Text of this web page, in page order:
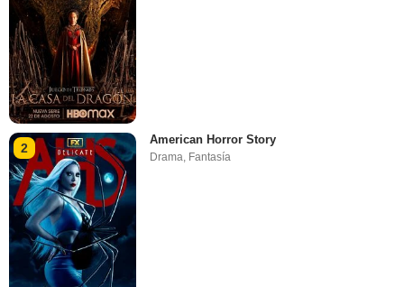
2
American Horror Story
Drama, Fantasía